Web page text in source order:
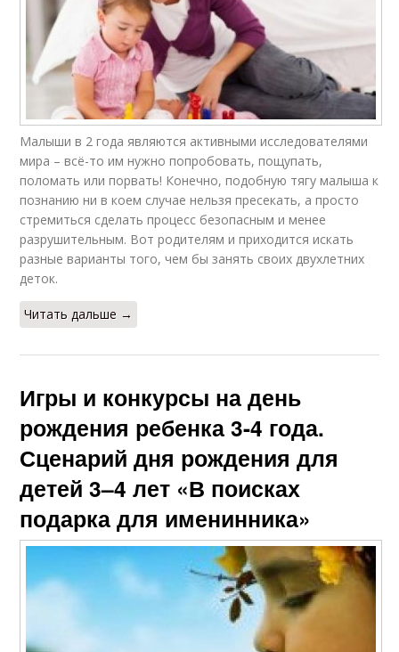
Малыши в 2 года являются активными исследователями
мира – всё-то им нужно попробовать, пощупать,
поломать или порвать! Конечно, подобную тягу малыша к
познанию ни в коем случае нельзя пресекать, а просто
стремиться сделать процесс безопасным и менее
разрушительным. Вот родителям и приходится искать
разные варианты того, чем бы занять своих двухлетних
деток.
Читать дальше →
Игры и конкурсы на день
рождения ребенка 3-4 года.
Сценарий дня рождения для
детей 3–4 лет «В поисках
подарка для именинника»